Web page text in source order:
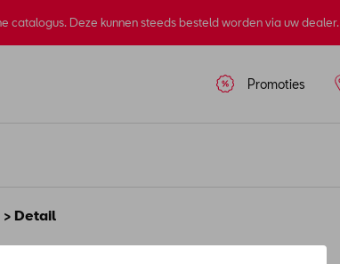
catalogus. Deze kunnen steeds besteld worden via uw dealer.
Promoties
> Detail